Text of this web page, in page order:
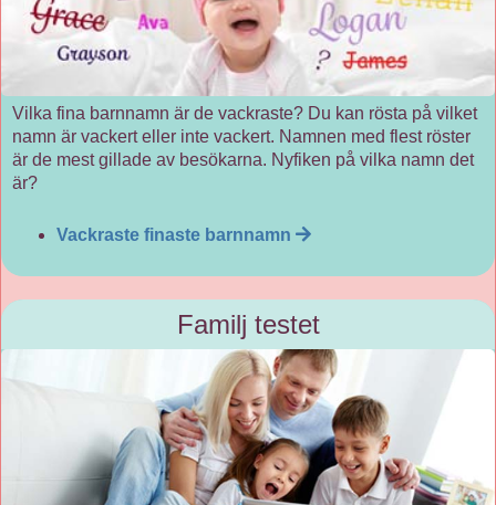
Vilka fina barnnamn är de vackraste? Du kan rösta på vilket
namn är vackert eller inte vackert. Namnen med flest röster
är de mest gillade av besökarna. Nyfiken på vilka namn det
är?
Vackraste finaste barnnamn
Familj testet